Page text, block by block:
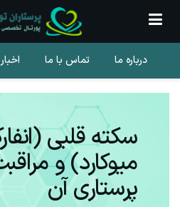
درباره ما تماس با ما
سکته قلبی
میوکارد) و
پرستاری آن